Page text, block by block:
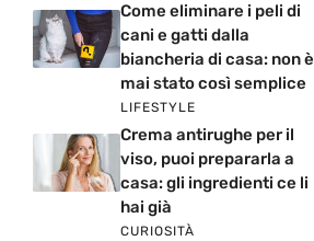
Come eliminare i peli di
cani e gatti dalla
biancheria di casa: non è
mai stato così semplice
LIFESTYLE
Crema antirughe per il
viso, puoi prepararla a
casa: gli ingredienti ce li
hai già
CURIOSITÀ